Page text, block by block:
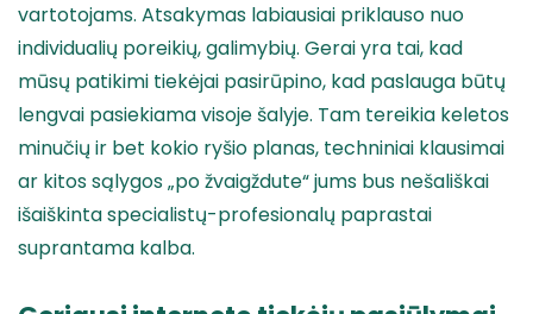
vartotojams. Atsakymas labiausiai priklauso nuo
individualių poreikių, galimybių. Gerai yra tai, kad
mūsų patikimi tiekėjai pasirūpino, kad paslauga būtų
lengvai pasiekiama visoje šalyje. Tam tereikia keletos
minučių ir bet kokio ryšio planas, techniniai klausimai
ar kitos sąlygos „po žvaigždute“ jums bus nešališkai
išaiškinta specialistų-profesionalų paprastai
suprantama kalba.